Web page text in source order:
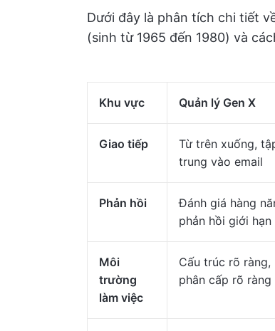
Dưới đây là phân tích chi tiết
(sinh từ 1965 đến 1980) và
Khu vực Quản lý Gen X
Giao tiếp
Từ trên xuống,
trung vào email
Phản hồi
Đánh giá hàng
phản hồi giới hạn
Môi
trường
làm việc
Cấu trúc rõ ràng,
phân cấp rõ ràng